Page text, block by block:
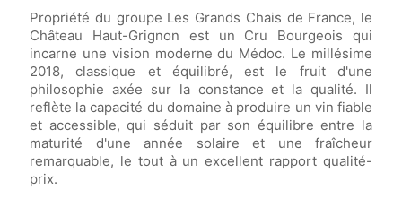
Propriété du groupe Les Grands Chais de France, le
Château Haut-Grignon est un Cru Bourgeois qui
incarne une vision moderne du Médoc. Le millésime
2018, classique et équilibré, est le fruit d'une
philosophie axée sur la constance et la qualité. Il
reflète la capacité du domaine à produire un vin fiable
et accessible, qui séduit par son équilibre entre la
maturité d'une année solaire et une fraîcheur
remarquable, le tout à un excellent rapport qualité-
prix.